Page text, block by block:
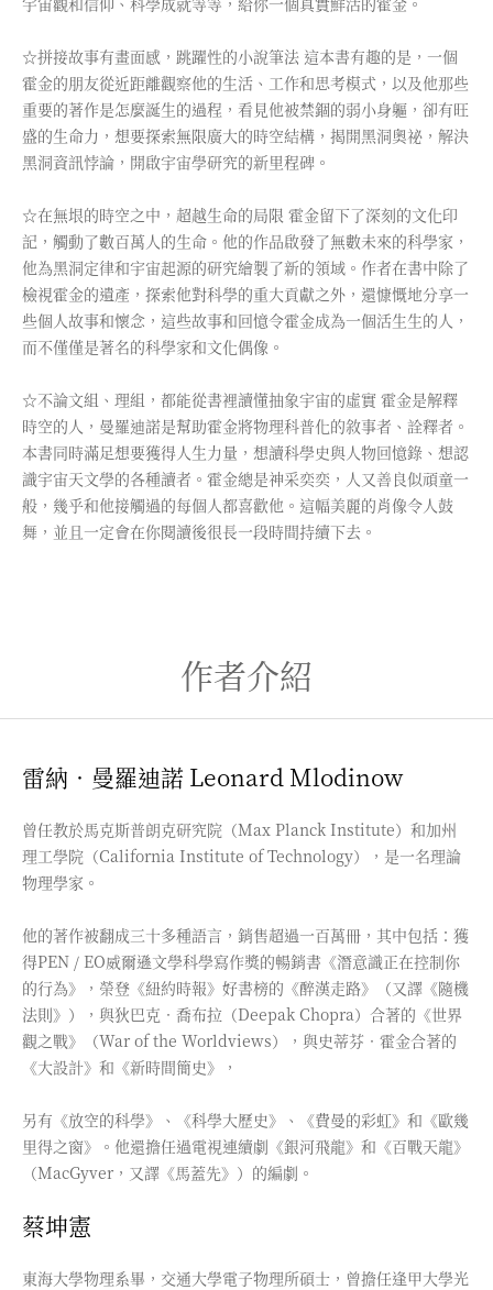
☆拼接故事有畫面感，跳躍性的小說筆法 這本書有趣的是，一個
霍金的朋友從近距離觀察他的生活、工作和思考模式，以及他那些
重要的著作是怎麼誕生的過程，看見他被禁錮的弱小身軀，卻有旺
盛的生命力，想要探索無限廣大的時空結構，揭開黑洞奧祕，解決
黑洞資訊悖論，開啟宇宙學研究的新里程碑。
☆在無垠的時空之中，超越生命的局限 霍金留下了深刻的文化印
記，觸動了數百萬人的生命。他的作品啟發了無數未來的科學家，
他為黑洞定律和宇宙起源的研究繪製了新的領域。作者在書中除了
檢視霍金的遺產，探索他對科學的重大貢獻之外，還慷慨地分享一
些個人故事和懷念，這些故事和回憶令霍金成為一個活生生的人，
而不僅僅是著名的科學家和文化偶像。
☆不論文組、理組，都能從書裡讀懂抽象宇宙的虛實 霍金是解釋
時空的人，曼羅迪諾是幫助霍金將物理科普化的敘事者、詮釋者。
本書同時滿足想要獲得人生力量，想讀科學史與人物回憶錄、想認
識宇宙天文學的各種讀者。霍金總是神采奕奕，人又善良似頑童一
般，幾乎和他接觸過的每個人都喜歡他。這幅美麗的肖像令人鼓
舞，並且一定會在你閱讀後很長一段時間持續下去。
作者介紹
雷納．曼羅迪諾 Leonard Mlodinow
曾任教於馬克斯普朗克研究院（Max Planck Institute）和加州
理工學院（California Institute of Technology），是一名理論
物理學家。
他的著作被翻成三十多種語言，銷售超過一百萬冊，其中包括：獲
得PEN / EO威爾遜文學科學寫作獎的暢銷書《潛意識正在控制你
的行為》，榮登《紐約時報》好書榜的《醉漢走路》（又譯《隨機
法則》），與狄巴克．喬布拉（Deepak Chopra）合著的《世界
觀之戰》（War of the Worldviews），與史蒂芬．霍金合著的
《大設計》和《新時間簡史》，
另有《放空的科學》、《科學大歷史》、《費曼的彩虹》和《歐幾
里得之窗》。他還擔任過電視連續劇《銀河飛龍》和《百戰天龍》
（MacGyver，又譯《馬蓋先》）的編劇。
蔡坤憲
東海大學物理系畢，交通大學電子物理所碩士，曾擔任逢甲大學光